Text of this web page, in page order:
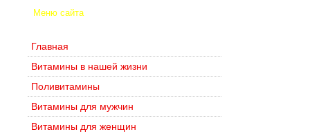
Меню сайта
Главная
Витамины в нашей жизни
Поливитамины
Витамины для мужчин
Витамины для женщин